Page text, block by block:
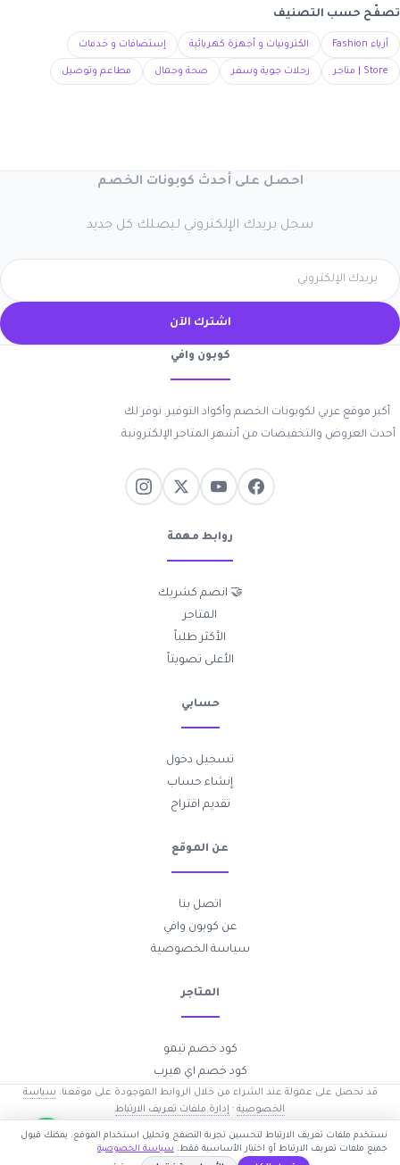
تصفّح حسب التصنيف
أزياء Fashion الكترونيات و أجهزة كهربائية إستضافات و خدمات
Store | متاجر رحلات جوية وسفر صحة وجمال مطاعم وتوصيل
احصل على أحدث كوبونات الخصم
سجل بريدك الإلكتروني ليصلك كل جديد
اشترك الآن
كوبون وافي
أكبر موقع عربي لكوبونات الخصم وأكواد التوفير. نوفر لك
أحدث العروض والتخفيضات من أشهر المتاجر الإلكترونية.
روابط مهمة
🤝 انضم كشريك
المتاجر
الأكثر طلباً
الأعلى تصويتاً
حسابي
تسجيل دخول
إنشاء حساب
تقديم اقتراح
عن الموقع
اتصل بنا
عن كوبون وافي
سياسة الخصوصية
المتاجر
كود خصم تيمو
كود خصم اي هيرب
قد نحصل على عمولة عند الشراء من خلال الروابط الموجودة على موقعنا. سياسة
الخصوصية · إدارة ملفات تعريف الارتباط
2017-2026 © جميع الحقوق محفوظة — كوبون وافي
نستخدم ملفات تعريف الارتباط لتحسين تجربة التصفح وتحليل استخدام الموقع. يمكنك قبول
جميع ملفات تعريف الارتباط أو اختيار الأساسية فقط. سياسة الخصوصية